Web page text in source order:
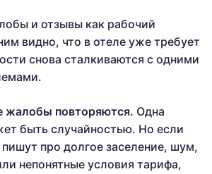
и отзывы как рабочий
видно, что в отеле уже требует
снова сталкиваются с одними
жалобы повторяются. Одна
быть случайностью. Но если
пишут про долгое заселение, шум,
непонятные условия тарифа,